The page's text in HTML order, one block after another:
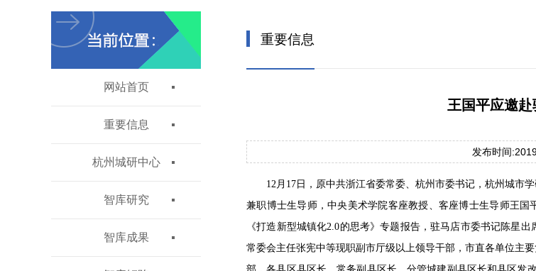
网站首页
重要信息
杭州城研中心
智库研究
智库成果
重要信息
王国平应邀
发布时间
12月17日，原中共浙江省委常委、杭州市委书记，杭州城市
兼职博士生导师，中央美术学院客座教授、客座博士生导师王
《打造新型城镇化2.0的思考》专题报告，驻马店市委书记陈星
常委会主任张宪中等现职副市厅级以上领导干部，市直各单位主